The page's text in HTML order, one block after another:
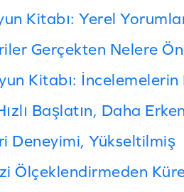
Kitabı: Yerel
Gerçekten Nelere
Kitabı:
Başlatın, Daha
Deneyimi, Yükseltilmiş
Ölçeklendirmeden